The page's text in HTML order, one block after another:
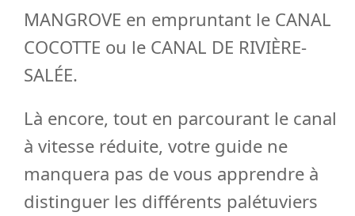
MANGROVE en empruntant le CANAL
COCOTTE ou le CANAL DE RIVIÈRE-
SALÉE.
Là encore, tout en parcourant le canal
à vitesse réduite, votre guide ne
manquera pas de vous apprendre à
distinguer les différents palétuviers